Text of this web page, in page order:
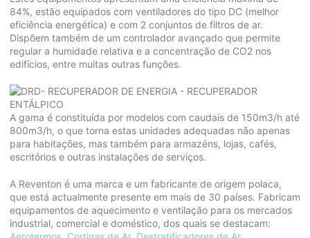
84%, estão equipados com ventiladores do tipo DC (melhor
eficiência energética) e com 2 conjuntos de filtros de ar.
Dispõem também de um controlador avançado que permite
regular a humidade relativa e a concentração de CO2 nos
edifícios, entre muitas outras funções.
A gama é constituída por modelos com caudais de 150m3/h até
800m3/h, o que torna estas unidades adequadas não apenas
para habitações, mas também para armazéns, lojas, cafés,
escritórios e outras instalações de serviços.
A Reventon é uma marca e um fabricante de origem polaca,
que está actualmente presente em mais de 30 países. Fabricam
equipamentos de aquecimento e ventilação para os mercados
industrial, comercial e doméstico, dos quais se destacam: